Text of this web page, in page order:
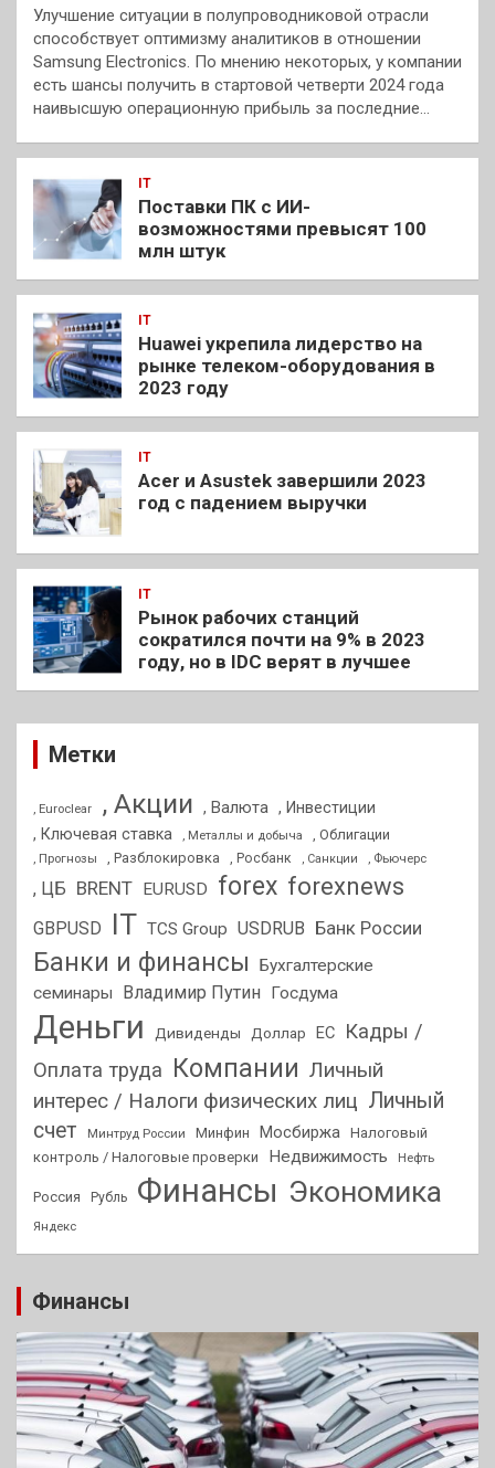
Улучшение ситуации в полупроводниковой отрасли
способствует оптимизму аналитиков в отношении
Samsung Electronics. По мнению некоторых, у компании
есть шансы получить в стартовой четверти 2024 года
наивысшую операционную прибыль за последние…
IT
Поставки ПК с ИИ-
возможностями превысят 100
млн штук
IT
Huawei укрепила лидерство на
рынке телеком-оборудования в
2023 году
IT
Acer и Asustek завершили 2023
год с падением выручки
IT
Рынок рабочих станций
сократился почти на 9% в 2023
году, но в IDC верят в лучшее
Метки
, Euroclear , Акции , Валюта , Инвестиции
, Ключевая ставка
, Металлы и добыча , Облигации
, Прогнозы , Разблокировка , Росбанк , Санкции , Фьючерс
, ЦБ BRENT EURUSD forex forexnews
GBPUSD IT TCS Group USDRUB Банк России
Банки и финансы
Бухгалтерские
семинары
Владимир Путин Госдума
Деньги Дивиденды Доллар ЕС
Кадры /
Оплата труда Компании Личный
интерес / Налоги физических лиц Личный
счет
Минтруд России Минфин Мосбиржа Налоговый
контроль / Налоговые проверки
Недвижимость Нефть
Россия Рубль Финансы Экономика
Яндекс
Финансы